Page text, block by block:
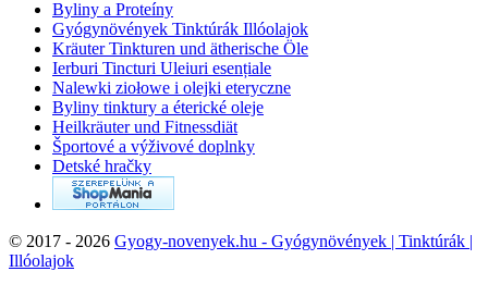
Byliny a Proteíny
Gyógynövények Tinktúrák Illóolajok
Kräuter Tinkturen und ätherische Öle
Ierburi Tincturi Uleiuri esențiale
Nalewki ziołowe i olejki eteryczne
Byliny tinktury a éterické oleje
Heilkräuter und Fitnessdiät
Športové a výživové doplnky
Detské hračky
© 2017 - 2026 Gyogy-novenyek.hu - Gyógynövények | Tinktúrák |
Illóolajok